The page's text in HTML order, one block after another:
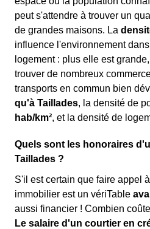
peut s'attendre à trouver un
de grandes maisons. La
influence l'environnement
logement : plus elle est
trouver de nombreux
transports en commun bien
qu'à Taillades, la densité de
hab/km², et la densité de
Quels sont les honoraires
Taillades ?
S'il est certain que faire appel
immobilier est un vériTable
aussi financier ! Combien
Le salaire d'un courtier en